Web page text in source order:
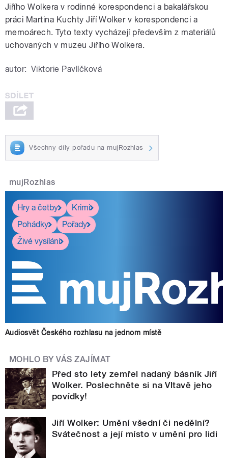
Jiřího Wolkera v rodinné korespondenci a bakalářskou
práci Martina Kuchty Jiří Wolker v korespondenci a
memoárech. Tyto texty vycházejí především z materiálů
uchovaných v muzeu Jiřího Wolkera.
autor: Viktorie Pavlíčková
Všechny díly pořadu na mujRozhlas
mujRozhlas
Hry a četby
Krimi
Pohádky
Pořady
Živé vysílání
Audiosvět Českého rozhlasu na jednom místě
MOHLO BY VÁS ZAJÍMAT
Před sto lety zemřel nadaný básník Jiří
Wolker. Poslechněte si na Vltavě jeho
povídky!
Jiří Wolker: Umění všední či nedělní?
Svátečnost a její místo v umění pro lidi